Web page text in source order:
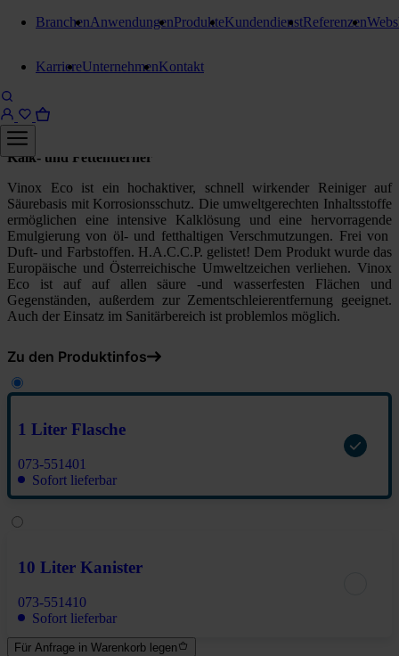
BranchenAnwendungenProdukteKundendienstReferenzen
KarriereUnternehmenKontakt
Kiehl Vinox Eco
1 Liter Flasche
Kalk- und Fettentferner
Vinox Eco ist ein hochaktiver, schnell wirkender Reiniger auf
Säurebasis mit Korrosionsschutz. Die umweltgerechten Inhaltsstoffe
ermöglichen eine intensive Kalklösung und eine hervorragende
Emulgierung von öl- und fetthaltigen Verschmutzungen. Frei von
Duft- und Farbstoffen. H.A.C.C.P. gelistet! Dem Produkt wurde das
Europäische und Österreichische Umweltzeichen verliehen. Vinox
Eco ist auf auf allen säure -und wasserfesten Flächen und
Gegenständen, außerdem zur Zementschleierentfernung geeignet.
Auch der Einsatz im Sanitärbereich ist problemlos möglich.
Zu den Produktinfos
1 Liter Flasche
073-551401
Sofort lieferbar
10 Liter Kanister
073-551410
Sofort lieferbar
Für Anfrage in Warenkorb legen